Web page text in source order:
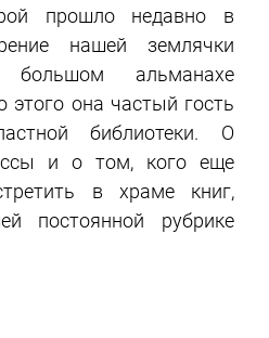
прошло недавно в
нашей землячки
большом альманахе
этого она частый гость
библиотеки. О
и о том, кого еще
в храме книг,
постоянной рубрике